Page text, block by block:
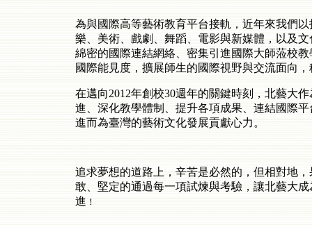
為與國際高等藝術教育平台接軌，近年來我們
樂、美術、戲劇、舞蹈、電影與新媒體，以及
綿密的國際連結網絡、密集引進國際大師蒞校
國際能見度，擴展師生的國際視野與交流面向
在邁向2012年創校30週年的關鍵時刻，北藝大
進、深化教學體制、提升各項成果、連結國際
進而為臺灣的藝術文化發展貢獻心力。
追求夢想的道路上，辛苦是必然的，但相對地
敢、堅定的通過每一項試煉與考驗，讓北藝大
進 ！